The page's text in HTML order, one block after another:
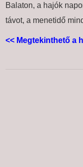
Balaton, a hajók
távot, a menetidő
<< Megtekinthető a